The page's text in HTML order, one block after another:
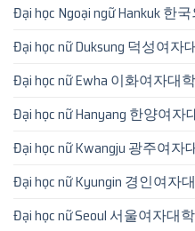
Đại học Ngoại ngữ Hankuk 한
Đại học nữ Duksung 덕성여자
Đại học nữ Ewha 이화여자대
Đại học nữ Hanyang 한양여자
Đại học nữ Kwangju 광주여자
Đại học nữ Kyungin 경인여자
Đại học nữ Seoul 서울여자대